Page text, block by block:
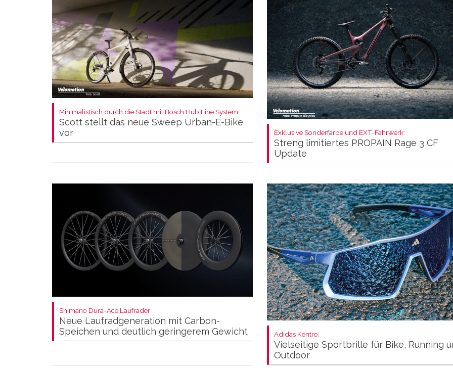
Minimalistisch durch die Stadt mit Bosch Hub Line System:
Scott stellt das neue Sweep Urban-E-Bike
vor
Exklusive Sonderfarbe und EXT-Fahrwerk:
Streng limitiertes PROPAIN Rage 3 CF
Update
Shimano Dura-Ace Laufräder:
Neue Laufradgeneration mit Carbon-
Speichen und deutlich geringerem Gewicht
Adidas Kentro:
Vielseitige Sportbrille für Bike, Running
Outdoor